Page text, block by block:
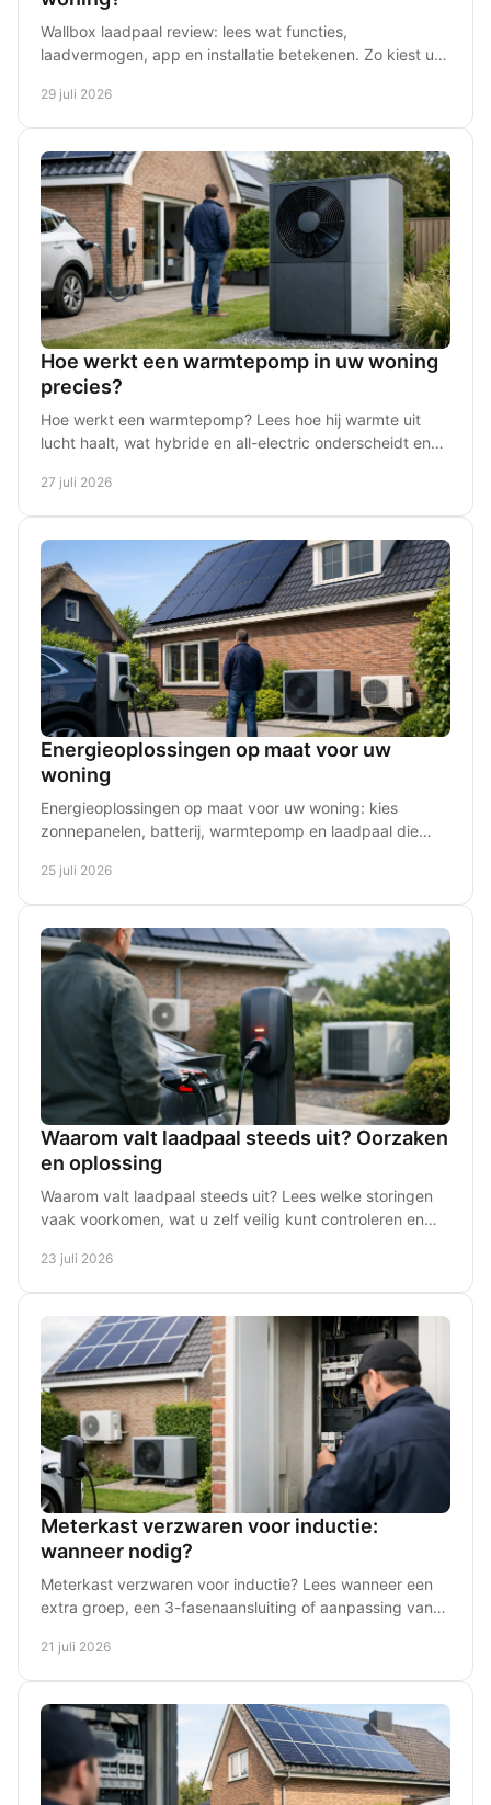
Wallbox laadpaal review: lees wat functies,
laadvermogen, app en installatie betekenen. Zo kiest u
29 juli 2026
Hoe werkt een warmtepomp in uw woning
precies?
Hoe werkt een warmtepomp? Lees hoe hij warmte uit
lucht haalt, wat hybride en all-electric onderscheidt en
27 juli 2026
Energieoplossingen op maat voor uw
woning
Energieoplossingen op maat voor uw woning: kies
zonnepanelen, batterij, warmtepomp en laadpaal die
25 juli 2026
Waarom valt laadpaal steeds uit? Oorzaken
en oplossing
Waarom valt laadpaal steeds uit? Lees welke storingen
vaak voorkomen, wat u zelf veilig kunt controleren en
23 juli 2026
Meterkast verzwaren voor inductie:
wanneer nodig?
Meterkast verzwaren voor inductie? Lees wanneer een
extra groep, een 3-fasenaansluiting of aanpassing van
21 juli 2026